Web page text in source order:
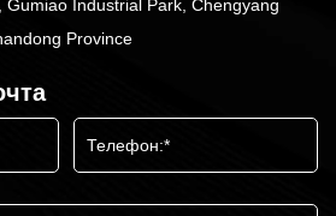
Gumiao Industrial Park, Chengyang
Province